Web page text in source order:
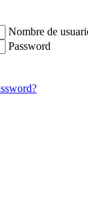
Nombre de
Password